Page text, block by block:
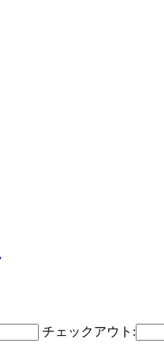
チェックアウト: